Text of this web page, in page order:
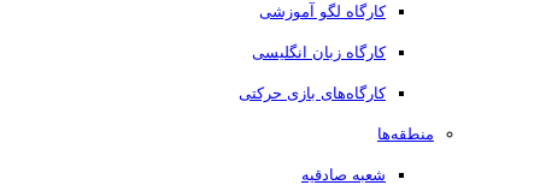
کارگاه لگو آموزشی
کارگاه زبان انگلیسی
کارگاه‌های بازی حرکتی
منطقه‌ها
شعبه صادقیه